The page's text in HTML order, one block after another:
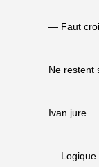
— Faut
Ne restent
Ivan jure.
— Logique.